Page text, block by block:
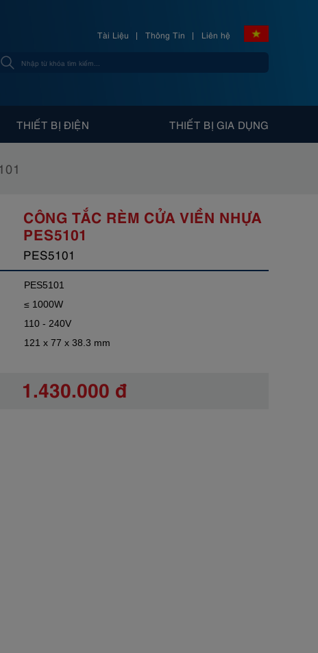
Tài Liệu Thông Tin Liên hệ
THIẾT BỊ ĐIỆN THIẾT BỊ GIA DỤNG
CÔNG TẮC RÈM CỬA VIỀN NHỰA
PES5101
PES5101
PES5101
≤ 1000W
110 - 240V
121 x 77 x 38.3 mm
1.430.000 đ